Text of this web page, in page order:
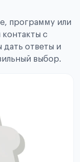
программу или
контакты с
ответы и
выбор.